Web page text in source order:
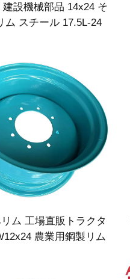
建設機械部品 14x24 そ
ム スチール 17.5L-24
ム 工場直販トラクタ
農業用鋼製リム